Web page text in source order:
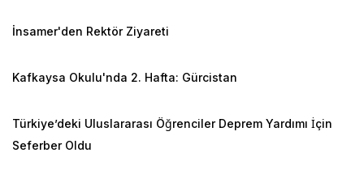
İnsamer'den Rektör Ziyareti
Kafkaysa Okulu'nda 2. Hafta: Gürcistan
Türkiye’deki Uluslararası Öğrenciler Deprem Yardımı İçin
Seferber Oldu